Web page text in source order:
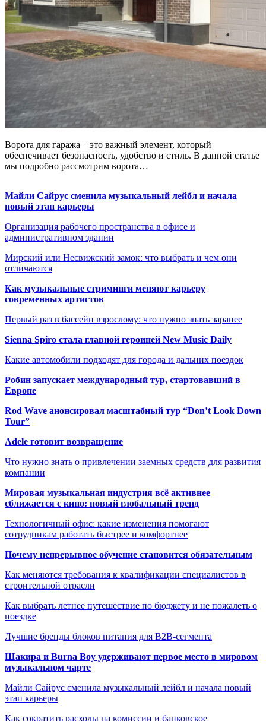
Ворота для гаража – это важный элемент, который
обеспечивает безопасность, удобство и стиль. В данной статье
мы подробно рассмотрим ворота…
Майли Сайрус сменила музыкальный лейбл и начала
новый этап карьеры
Организация рабочего пространства в офисе и
административном здании
Мирский или Несвижский замок: что выбрать и чем они
отличаются
Как музыкальные стриминги меняют карьеру
современных артистов
Первый раз в бассейн взрослому: что нужно знать заранее
Sienna Spiro стала главной героиней New Music Daily
Какие автомобили подходят для города и дальних поездок
Робин запускает международный тур, стартовавший в
Европе
Rod Wave анонсировал масштабный тур “Don’t Look Down
Tour”
Adele готовит возвращение
Что нужно знать о привлечении заемных средств для развития
компании
Мировая музыкальная индустрия всё активнее
сближается с кино: новый глобальный тренд
Технологичный офис: какие изменения помогают
сотрудникам работать быстрее и комфортнее
Почему непрерывное обучение становится обязательным
Как меняются требования к квалификации специалистов в
строительной отрасли
Как выбрать летнее путешествие по бюджету и не пожалеть о
поездке
Лучшие бренды блоков питания для B2B-сегмента
Шакира и Burna Boy удерживают первое место в мировом
музыкальном чарте
Майли Сайрус сменила музыкальный лейбл и начала новый
этап карьеры
Как сократить расходы на комиссии и банковское